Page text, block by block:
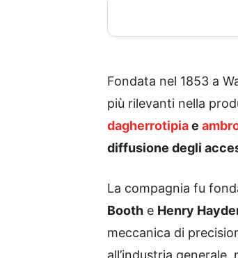
Fondata nel 1853 a
più rilevanti nella
dagherrotipiae
diffusione degli
La compagnia fu
Booth e Henry
meccanica di
all’industria